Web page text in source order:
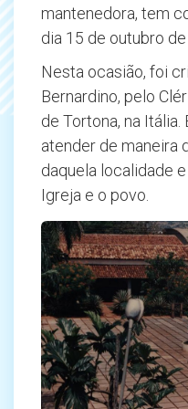
mantenedora, tem
dia 15 de outubro de
Nesta ocasião, foi
Bernardino, pelo
de Tortona, na
atender de maneira
daquela localidade
Igreja e o povo.